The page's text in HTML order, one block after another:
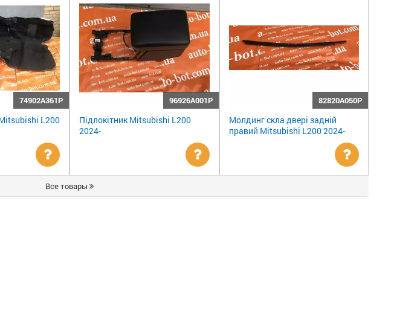
74902A361P
L200
Уточнити
ціну
96926A001P
Підлокітник Mitsubishi L200
2024-
Уточнити
ціну
82820A050P
Молдинг скла двері задній
правий Mitsubishi L200 2024-
ціну
Все товары